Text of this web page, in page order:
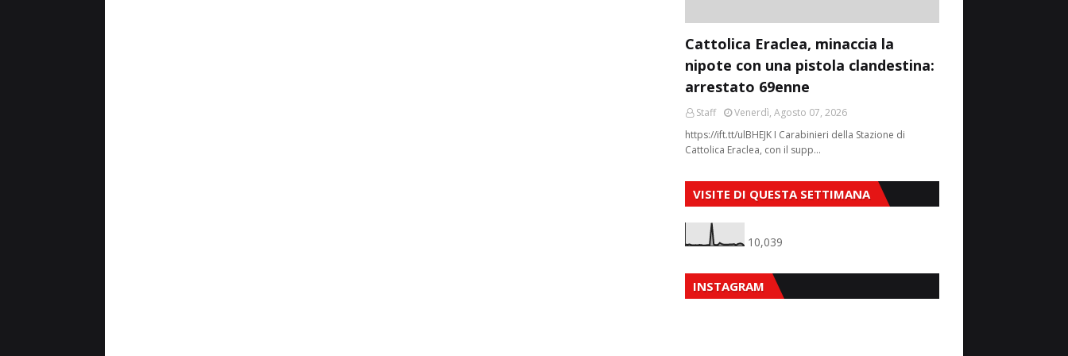
Cattolica Eraclea, minaccia la
nipote con una pistola clandestina:
arrestato 69enne
Staff
Venerdì, Agosto 07, 2026
https://ift.tt/ulBHEJK I Carabinieri della Stazione di
Cattolica Eraclea, con il supp…
VISITE DI QUESTA SETTIMANA
10,039
INSTAGRAM